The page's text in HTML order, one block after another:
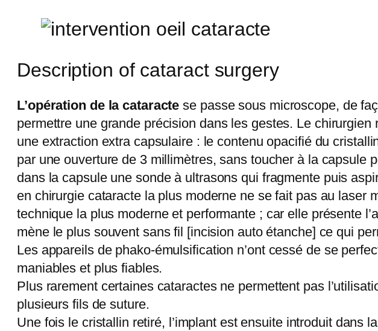
Description of cataract surgery
L’opération de la cataracte se passe sous microscope, de
permettre une grande précision dans les gestes. Le chirurgien
une extraction extra capsulaire : le contenu opacifié du
par une ouverture de 3 millimètres, sans toucher à la capsule
dans la capsule une sonde à ultrasons qui fragmente puis
en chirurgie cataracte la plus moderne ne se fait pas au laser
technique la plus moderne et performante ; car elle présente
mène le plus souvent sans fil [incision auto étanche] ce qui
Les appareils de phako-émulsification n’ont cessé de se
maniables et plus fiables.
Plus rarement certaines cataractes ne permettent pas
plusieurs fils de suture.
Une fois le cristallin retiré, l’implant est ensuite introduit dans